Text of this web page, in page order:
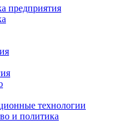
предприятия
технологии
и политика